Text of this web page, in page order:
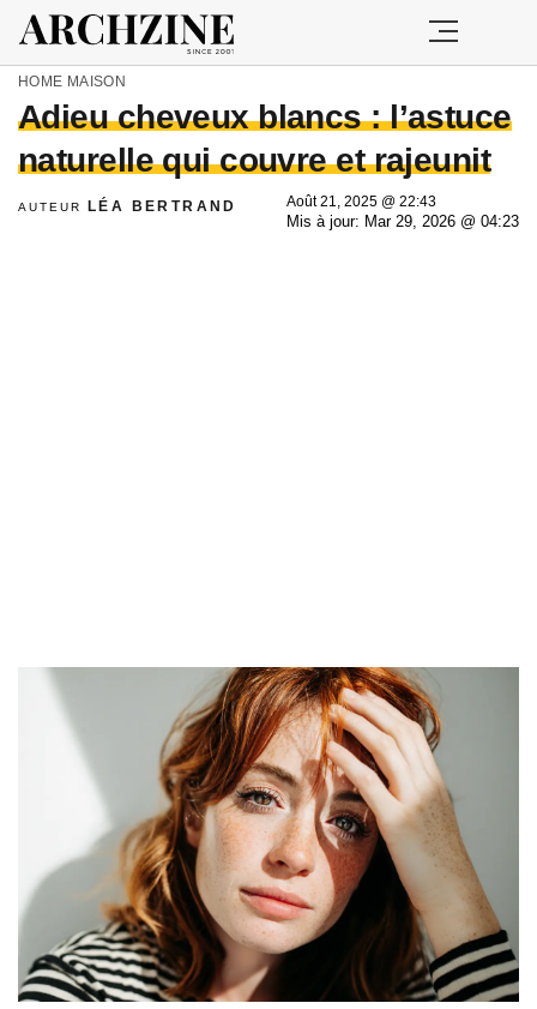
HOME MAISON
Adieu cheveux blancs : l’astuce
naturelle qui couvre et rajeunit
AUTEUR LÉA BERTRAND
Août 21, 2025 @ 22:43
Mis à jour: Mar 29, 2026 @ 04:23